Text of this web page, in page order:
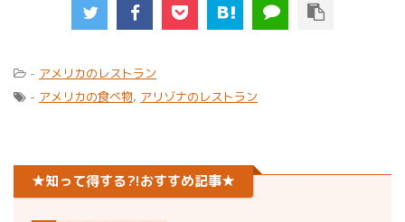
- アメリカのレストラン
- アメリカの食べ物, アリゾナのレストラン
★知って得する?!おすすめ記事★